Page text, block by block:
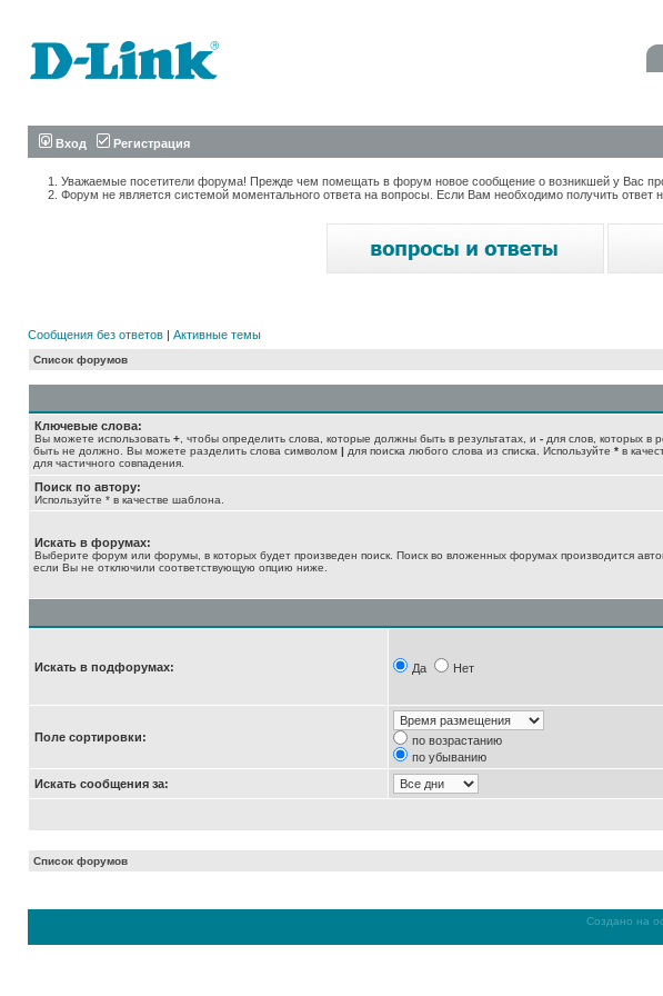
Вход Регистрация
Уважаемые посетители форума! Прежде чем помещать в форум новое сообщение о возникшей у Вас
Форум не является системой моментального ответа на вопросы. Если Вам необходимо получить
Сообщения без ответов | Активные темы
Список форумов
Ключевые слова:
Вы можете использовать + , чтобы определить слова, которые должны быть в результатах, и - для слов, которых в
быть не должно. Вы можете разделить слова символом | для поиска любого слова из списка. Используйте * в
для частичного совпадения.
Поиск по автору:
Используйте * в качестве шаблона.
Искать в форумах:
Выберите форум или форумы, в которых будет произведен поиск. Поиск во вложенных форумах производится
если Вы не отключили соответствующую опцию ниже.
Искать в подфорумах: Да Нет
Поле сортировки:
по возрастанию
по убыванию
Искать сообщения за:
Список форумов
Создано на